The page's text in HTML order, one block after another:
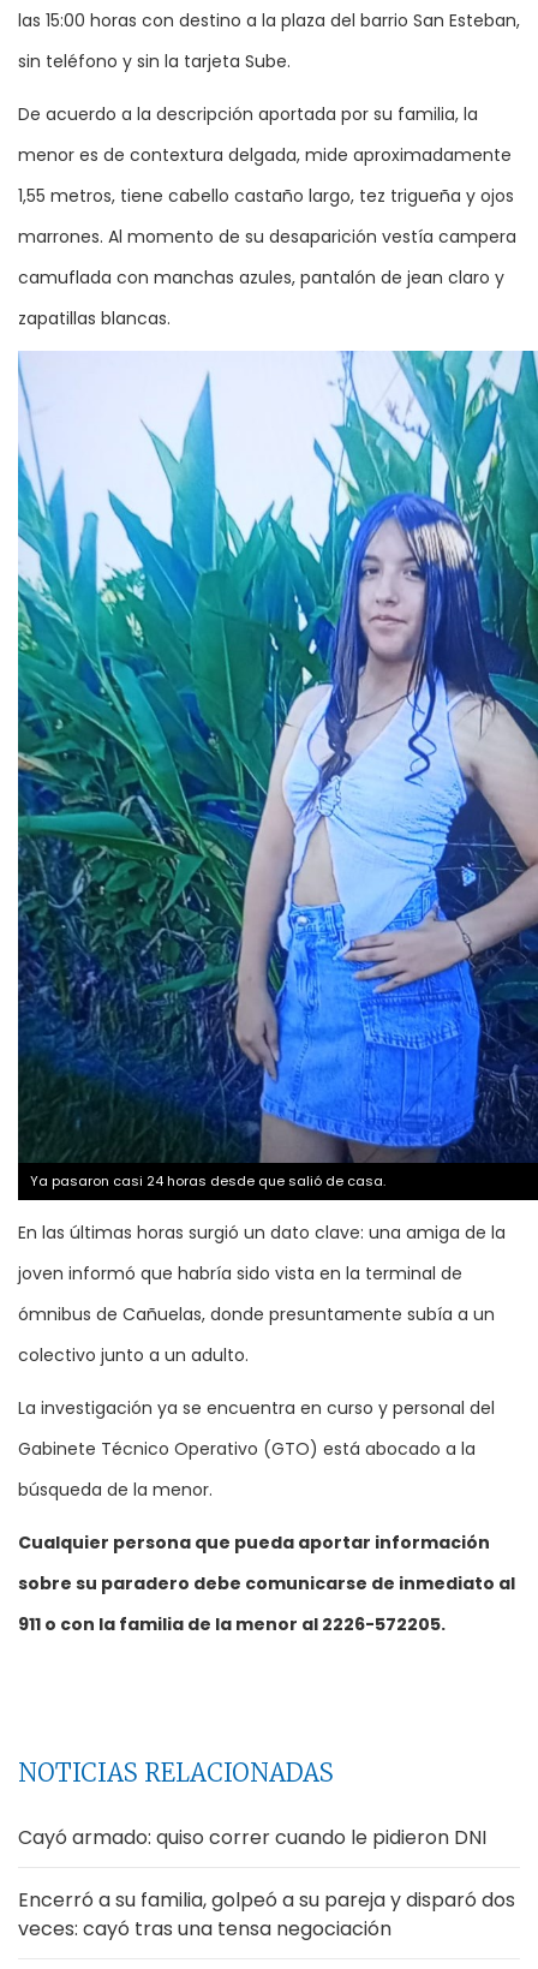
las 15:00 horas con destino a la plaza del barrio San Esteban,
sin teléfono y sin la tarjeta Sube.
De acuerdo a la descripción aportada por su familia, la
menor es de contextura delgada, mide aproximadamente
1,55 metros, tiene cabello castaño largo, tez trigueña y ojos
marrones. Al momento de su desaparición vestía campera
camuflada con manchas azules, pantalón de jean claro y
zapatillas blancas.
Ya pasaron casi 24 horas desde que salió de casa.
En las últimas horas surgió un dato clave: una amiga de la
joven informó que habría sido vista en la terminal de
ómnibus de Cañuelas, donde presuntamente subía a un
colectivo junto a un adulto.
La investigación ya se encuentra en curso y personal del
Gabinete Técnico Operativo (GTO) está abocado a la
búsqueda de la menor.
Cualquier persona que pueda aportar información
sobre su paradero debe comunicarse de inmediato al
911 o con la familia de la menor al 2226-572205.
NOTICIAS RELACIONADAS
Cayó armado: quiso correr cuando le pidieron DNI
Encerró a su familia, golpeó a su pareja y disparó dos
veces: cayó tras una tensa negociación